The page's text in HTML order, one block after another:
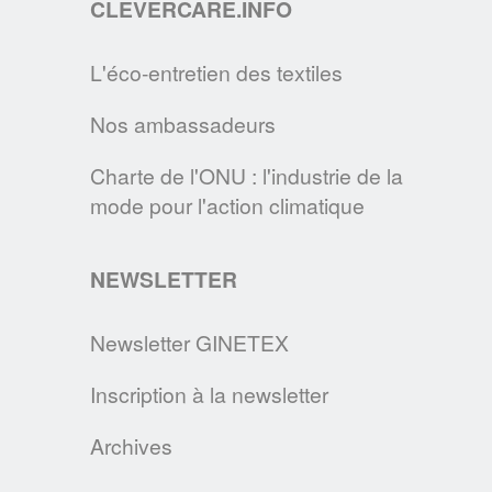
NEUVE !
Cette nouvelle version s’enrichit de
nouvelles rubriques pour devenir la
d’éco-entretien.
EN SAVOIR PLUS
DEVENEZ MAÎTRE DE VOTRE LINGE,
GRÂCE AUX CONSEILS DE L’A.I.S.E., DE
CLEVERCARE.INFO
L'éco-entretien des textiles
Nos ambassadeurs
Charte de l'ONU : l'industrie de la
mode pour l'action climatique
NEWSLETTER
Newsletter GINETEX
Inscription à la newsletter
Archives